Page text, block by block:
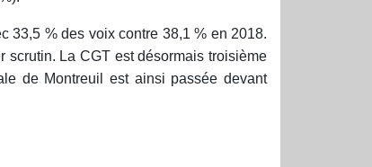
33,5 % des voix contre 38,1 % en 2018.
scrutin. La CGT est désormais troisième
de Montreuil est ainsi passée devant